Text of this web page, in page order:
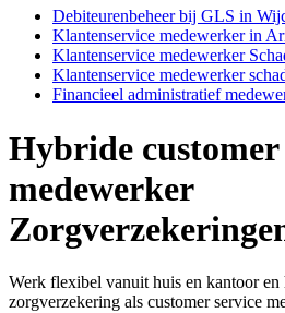
Debiteurenbeheer bij GLS in
Klantenservice medewerker in
Klantenservice medewerker
Klantenservice medewerker
Financieel administratief
Hybride customer
medewerker
Werk flexibel vanuit huis en kantoor en
zorgverzekering als customer service